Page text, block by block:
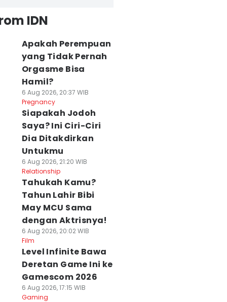
IDN
Apakah Perempuan
yang Tidak Pernah
Orgasme Bisa
Hamil?
6 Aug 2026, 20:37 WIB
Pregnancy
Siapakah Jodoh
Saya? Ini Ciri-Ciri
Dia Ditakdirkan
Untukmu
6 Aug 2026, 21:20 WIB
Relationship
Tahukah Kamu?
Tahun Lahir Bibi
May MCU Sama
dengan Aktrisnya!
6 Aug 2026, 20:02 WIB
Film
Level Infinite Bawa
Deretan Game Ini ke
Gamescom 2026
6 Aug 2026, 17:15 WIB
Gaming